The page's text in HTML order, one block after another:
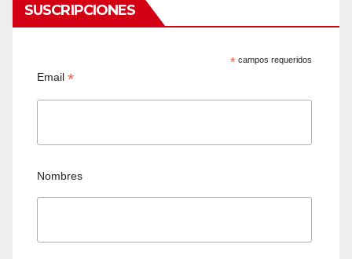
SUSCRIPCIONES
* campos requeridos
Email*
Nombres